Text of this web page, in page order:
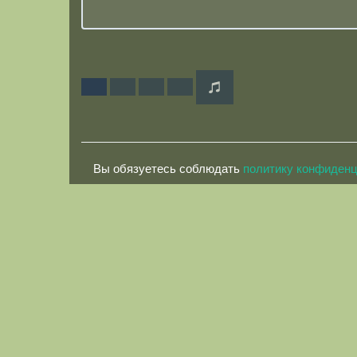
Вы обязуетесь соблюдать политику